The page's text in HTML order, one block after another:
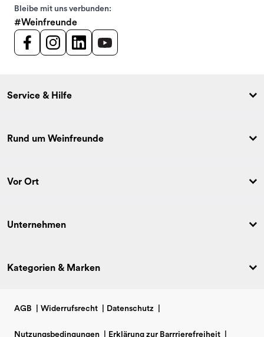
Bleibe mit uns verbunden:
#Weinfreunde
Service & Hilfe
Rund um Weinfreunde
Vor Ort
Unternehmen
Kategorien & Marken
AGB Widerrufsrecht Datenschutz
Nutzungsbedingungen Erklärung zur Barrrierefreiheit